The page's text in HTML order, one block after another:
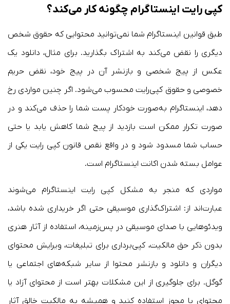
کپی رایت اینستاگرام چگونه کار می‌کند؟
طبق قوانین اینستاگرام شما نمی‌توانید محتوایی که حقوق شخص
دیگری را نقض می‌کند به اشتراک بگذارید. برای مثال، دانلود یک
عکس از پیج شخصی و بازنشر آن در پیج خود، نقض حریم
خصوصی و حقوق کپی‌رایت محسوب می‌شود. اگر چنین مواردی رخ
دهد، اینستاگرام به‌صورت خودکار پست شما را حذف می‌کند و در
صورت تکرار ممکن است بازدید از پیج شما کاهش یابد یا حتی
حساب شما مسدود شود و در واقع نقص قانون کپی رایت یکی از
عوامل بسته شدن اکانت اینستاگرام است.
مواردی که منجر به مشکل کپی رایت اینستاگرام می‌شوند
عبارت‌اند از: اشتراک‌گذاری موسیقی حتی اگر خریداری شده باشد،
ویدئوهایی با صدای موسیقی در پس‌زمینه، استفاده از آثار هنری
بدون ذکر حق مالکیت، کپی‌برداری برای تبلیغات، ویرایش محتوای
دیگران و دانلود و بازنشر محتوا از سایر شبکه‌های اجتماعی یا
گوگل. برای جلوگیری از این مشکلات بهتر است از محتوای آزاد یا
محتوای با مجوز استفاده کنید و همیشه به مالکیت خالق آثار